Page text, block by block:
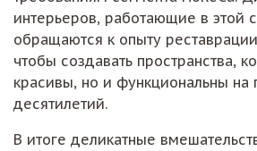
интерьеров, работающие в этой
обращаются к опыту
чтобы создавать пространства,
красивы, но и функциональны на
десятилетий.
В итоге деликатные